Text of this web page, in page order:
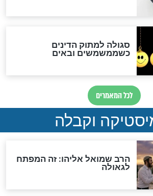
בעיר": מכירת המחלה
והוספת השם חזקיהו
הרב דב הכהן קוק
המאמרים
הימים
אפשר לחשב את הקץ?